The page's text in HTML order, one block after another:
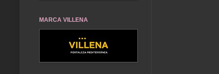
MARCA VILLENA